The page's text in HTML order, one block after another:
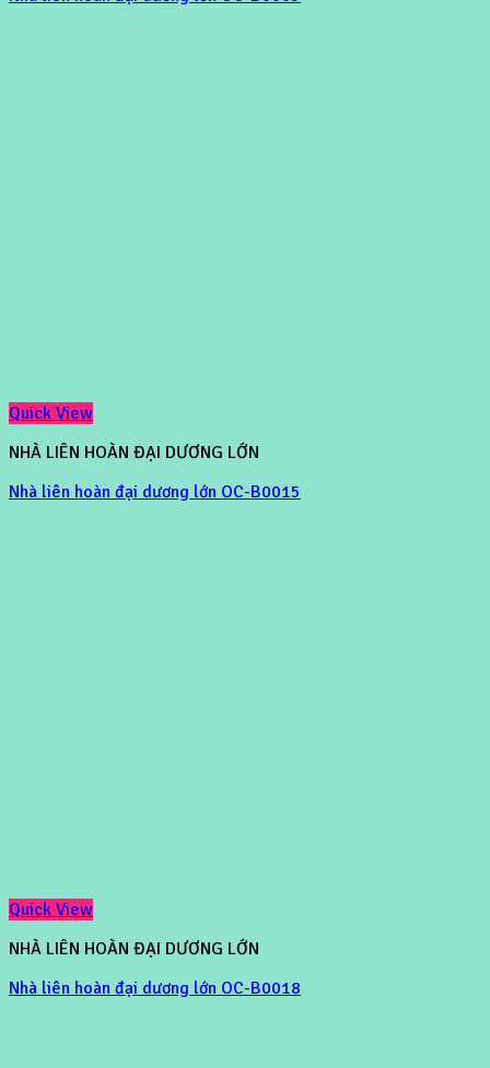
Quick View
NHÀ LIÊN HOÀN ĐẠI DƯƠNG LỚN
Nhà liên hoàn đại dương lớn OC-B0015
Quick View
NHÀ LIÊN HOÀN ĐẠI DƯƠNG LỚN
Nhà liên hoàn đại dương lớn OC-B0018